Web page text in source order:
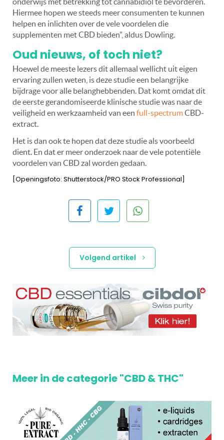
Hiermee hopen we steeds meer consumenten te kunnen
helpen en inlichten over de vele voordelen die
supplementen met CBD bieden”, aldus Dowling.
Oud nieuws, of toch niet?
Hoewel de meeste lezers dit allemaal wellicht uit eigen
ervaring zullen weten, is deze studie een belangrijke
bijdrage voor alle belanghebbenden. Dat komt omdat dit
de eerste gerandomiseerde klinische studie was naar de
veiligheid en werkzaamheid van een full-spectrumCBD-
extract.
Het is dan ook te hopen dat deze studie als voorbeeld
dient. En dat er meer onderzoek naar de vele potentiële
voordelen van CBD zal worden gedaan.
[Openingsfoto: Shutterstock/PRO Stock Professional]
Volgend artikel
Meer in de categorie "CBD & THC"